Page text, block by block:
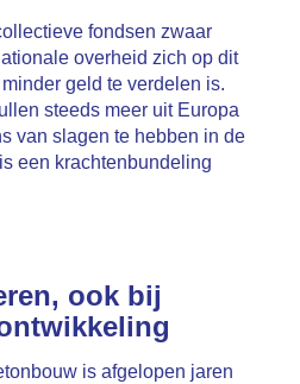
fondsen zwaar
overheid zich op dit
geld te verdelen is.
steeds meer uit Europa
van slagen te hebben in de
een krachtenbundeling
ook bij
is afgelopen jaren